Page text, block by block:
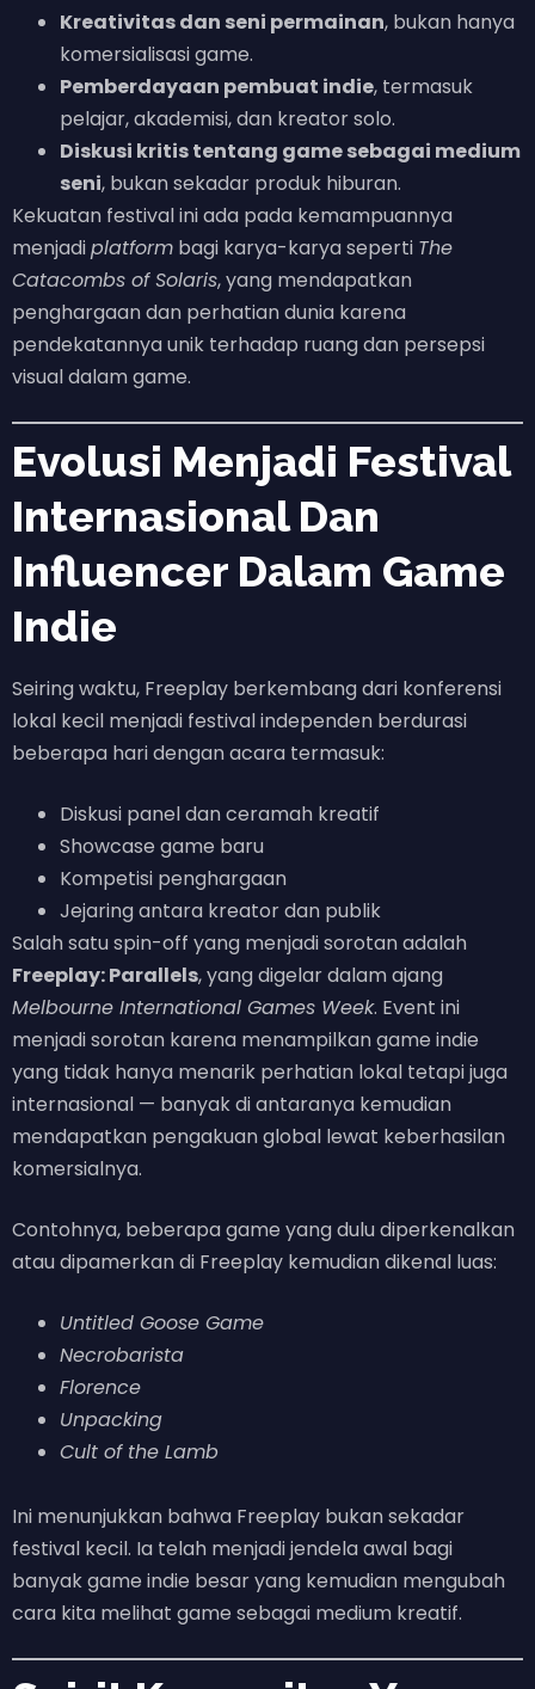
Kreativitas dan seni permainan, bukan hanya
komersialisasi game.
Pemberdayaan pembuat indie, termasuk
pelajar, akademisi, dan kreator solo.
Diskusi kritis tentang game sebagai medium
seni, bukan sekadar produk hiburan.
Kekuatan festival ini ada pada kemampuannya
menjadiplatform bagi karya-karya seperti The
Catacombs of Solaris, yang mendapatkan
penghargaan dan perhatian dunia karena
pendekatannya unik terhadap ruang dan persepsi
visual dalam game.
Evolusi Menjadi Festival
Internasional Dan
Influencer Dalam Game
Indie
Seiring waktu, Freeplay berkembang dari konferensi
lokal kecil menjadi festival independen berdurasi
beberapa hari dengan acara termasuk:
Diskusi panel dan ceramah kreatif
Showcase game baru
Kompetisi penghargaan
Jejaring antara kreator dan publik
Salah satu spin-off yang menjadi sorotan adalah
Freeplay: Parallels, yang digelar dalam ajang
Melbourne International Games Week. Event ini
menjadi sorotan karena menampilkan game indie
yang tidak hanya menarik perhatian lokal tetapi juga
internasional — banyak di antaranya kemudian
mendapatkan pengakuan global lewat keberhasilan
komersialnya.
Contohnya, beberapa game yang dulu diperkenalkan
atau dipamerkan di Freeplay kemudian dikenal luas:
Untitled Goose Game
Necrobarista
Florence
Unpacking
Cult of the Lamb
Ini menunjukkan bahwa Freeplay bukan sekadar
festival kecil. Ia telah menjadi jendela awal bagi
banyak game indie besar yang kemudian mengubah
cara kita melihat game sebagai medium kreatif.